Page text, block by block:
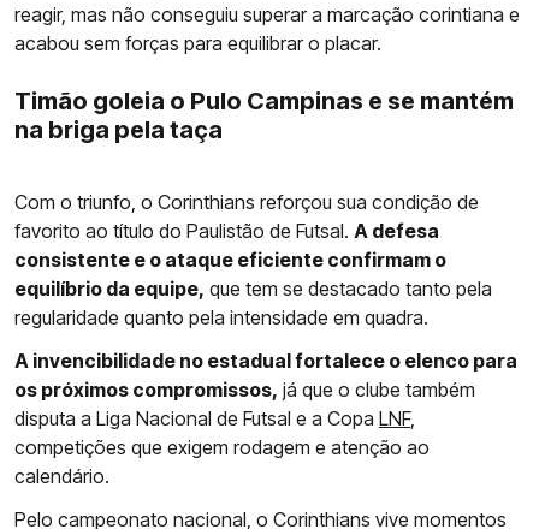
reagir, mas não conseguiu superar a marcação corintiana e
acabou sem forças para equilibrar o placar.
Timão goleia o Pulo Campinas e se mantém
na briga pela taça
Com o triunfo, o Corinthians reforçou sua condição de
favorito ao título do Paulistão de Futsal. A defesa
consistente e o ataque eficiente confirmam o
equilíbrio da equipe, que tem se destacado tanto pela
regularidade quanto pela intensidade em quadra.
A invencibilidade no estadual fortalece o elenco para
os próximos compromissos, já que o clube também
disputa a Liga Nacional de Futsal e a Copa LNF,
competições que exigem rodagem e atenção ao
calendário.
Pelo campeonato nacional, o Corinthians vive momentos